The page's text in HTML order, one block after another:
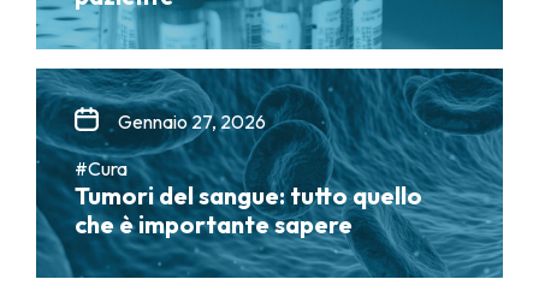
Gennaio 27, 2026
#Cura
Tumori del sangue: tutto quello
che è importante sapere